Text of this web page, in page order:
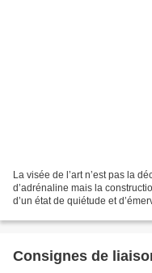
La visée de l’art n’est pas la
d’adrénaline mais la
d’un état de quiétude et
Consignes de